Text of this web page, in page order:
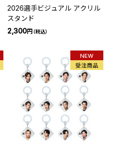
2026選手ビジュアル アクリル
スタンド
2,300円（税込）
NEW
受注商品